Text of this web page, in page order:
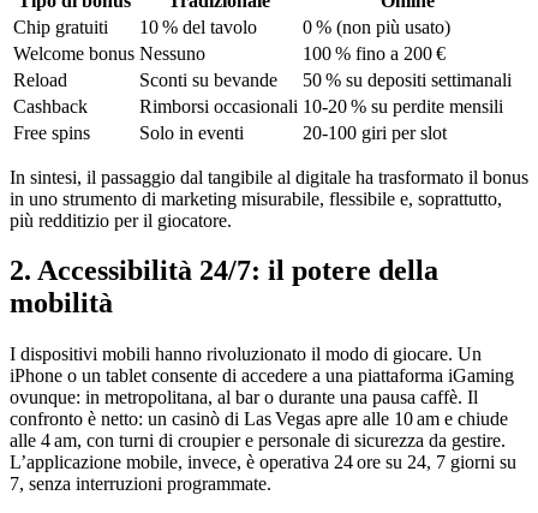
Chip gratuiti
10 % del tavolo
0 % (non più usato)
Welcome bonus Nessuno
100 % fino a 200 €
Reload
Sconti su bevande
50 % su depositi settimanali
Cashback
Rimborsi occasionali 10‑20 % su perdite mensili
Free spins
Solo in eventi 20‑100 giri per slot
In sintesi, il passaggio dal tangibile al digitale ha trasformato il bonus
in uno strumento di marketing misurabile, flessibile e, soprattutto,
più redditizio per il giocatore.
2. Accessibilità 24/7: il potere della
mobilità
I dispositivi mobili hanno rivoluzionato il modo di giocare. Un
iPhone o un tablet consente di accedere a una piattaforma iGaming
ovunque: in metropolitana, al bar o durante una pausa caffè. Il
confronto è netto: un casinò di Las Vegas apre alle 10 am e chiude
alle 4 am, con turni di croupier e personale di sicurezza da gestire.
L’applicazione mobile, invece, è operativa 24 ore su 24, 7 giorni su
7, senza interruzioni programmate.